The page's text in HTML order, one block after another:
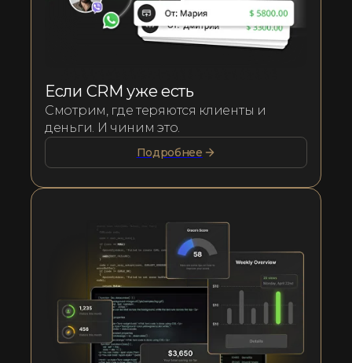
Если CRM уже есть
Смотрим, где теряются клиенты и
деньги. И чиним это.
Подробнее